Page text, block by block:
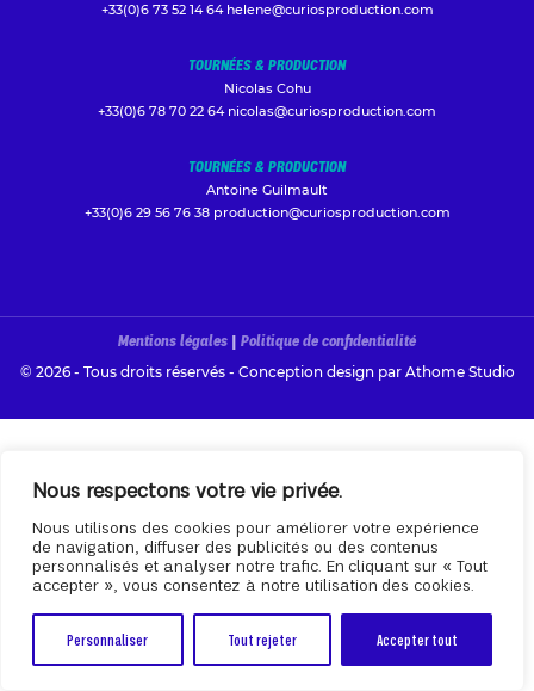
Nous respectons votre vie privée.
Nous utilisons des cookies pour améliorer votre expérience
de navigation, diffuser des publicités ou des contenus
personnalisés et analyser notre trafic. En cliquant sur « Tout
accepter », vous consentez à notre utilisation des cookies.
Personnaliser Tout rejeter Accepter tout
+33(0)6 73 52 14 64 helene@curiosproduction.com
TOURNÉES & PRODUCTION
Nicolas Cohu
+33(0)6 78 70 22 64 nicolas@curiosproduction.com
TOURNÉES & PRODUCTION
Antoine Guilmault
+33(0)6 29 56 76 38 production@curiosproduction.com
Mentions légales | Politique de confidentialité
© 2026 - Tous droits réservés - Conception design par Athome Studio